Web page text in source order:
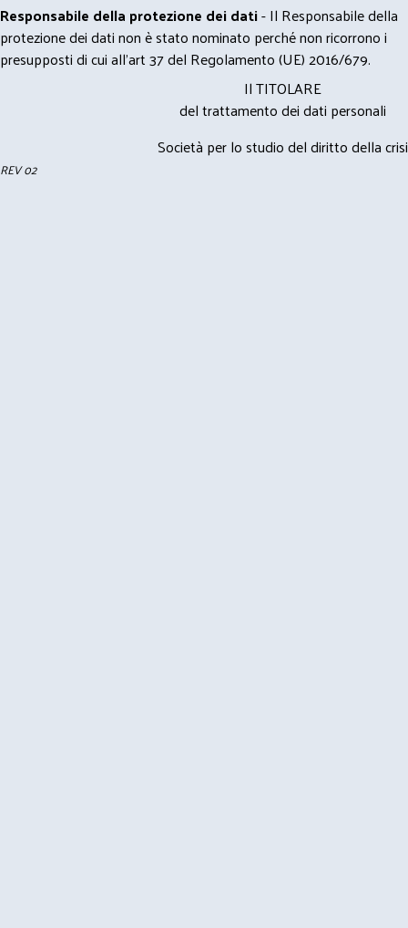
Responsabile della protezione dei dati- Il Responsabile della
protezione dei dati non è stato nominato perché non ricorrono i
presupposti di cui all’art 37 del Regolamento (UE) 2016/679.
Il TITOLARE
del trattamento dei dati personali
Società per lo studio del diritto della crisi
REV 02